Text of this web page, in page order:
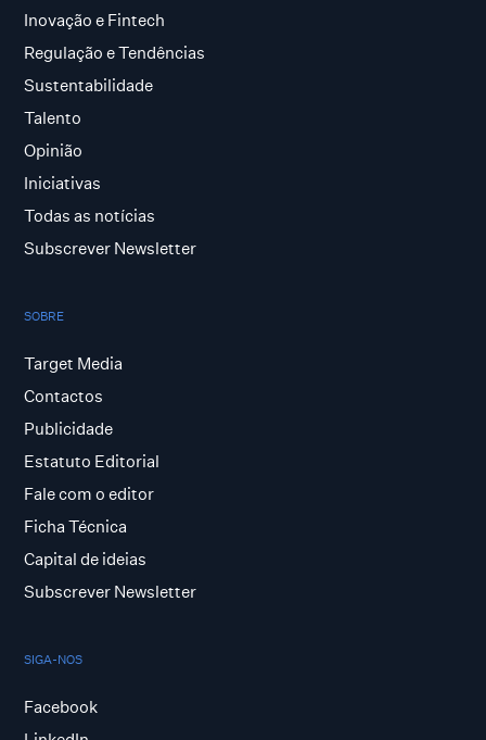
Inovação e Fintech
Regulação e Tendências
Sustentabilidade
Talento
Opinião
Iniciativas
Todas as notícias
Subscrever Newsletter
SOBRE
Target Media
Contactos
Publicidade
Estatuto Editorial
Fale com o editor
Ficha Técnica
Capital de ideias
Subscrever Newsletter
SIGA-NOS
Facebook